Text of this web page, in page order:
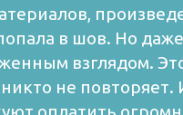
в шов. Но
взглядом.
не повторяет.